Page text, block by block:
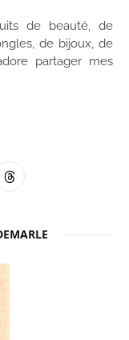
de beauté, de
de bijoux, de
partager mes
Threads